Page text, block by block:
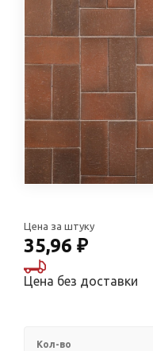
Цена за штуку
35,96 ₽
Цена без доставки
Кол-во